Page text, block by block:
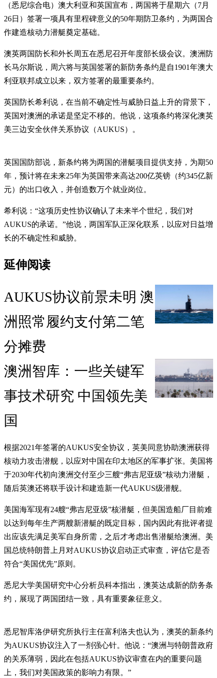
（悉尼综合电）澳大利亚和英国宣布，两国将于星期六（7月
26日）签署一项具有里程碑意义的50年期防卫条约，为两国合
作建造核动力潜艇奠定基础。
澳英两国防长和外长周五在悉尼召开年度部长级会议。澳洲防
长马尔斯说，周六将与英国签署的新防务条约是自1901年澳大
利亚联邦成立以来，双方签署的最重要条约。
英国防长希利说，在当前不确定性与威胁日益上升的背景下，
英国对澳洲的承诺是坚定不移的。他说，这项条约将深化澳英
美三边安全伙伴关系协议（AUKUS）。
英国国防部说，新条约将为两国的潜艇项目提供支持，为期50
年，预计将在未来25年为英国带来高达200亿英镑（约345亿新
元）的出口收入，并创造数万个就业岗位。
希利说：“这项历史性协议确认了未来半个世纪，我们对
AUKUS的承诺。”他说，两国军队正深化联系，以应对日益增
长的不确定性和威胁。
延伸阅读
AUKUS协议前景未明 澳
洲照常履约支付第二笔
分摊费
澳洲智库：一些关键军
事技术研究 中国领先美
国
根据2021年签署的AUKUS安全协议，英美同意协助澳洲获得
核动力攻击潜舰，以应对中国在印太地区的军事扩张。美国将
于2030年代初向澳洲交付至少三艘“弗吉尼亚级”核动力潜艇，
随后英澳还将联手设计和建造新一代AUKUS级潜舰。
美国海军现有24艘“弗吉尼亚级”核潜艇，但美国造船厂目前难
以达到每年生产两艘新潜艇的既定目标，国内因此有批评者提
出应该先满足美军自身所需，之后才考虑出售潜艇给澳洲。美
国总统特朗普上月对AUKUS协议启动正式审查，评估它是否
符合“美国优先”原则。
悉尼大学美国研究中心分析员科本指出，澳英达成新的防务条
约，展现了两国团结一致，具有重要象征意义。
悉尼智库洛伊研究所执行主任富利洛夫也认为，澳英的新条约
为AUKUS协议注入了一剂强心针。他说：“澳洲与特朗普政府
的关系薄弱，因此在包括AUKUS协议审查在内的重要问题
上，我们对美国政策的影响力有限。”